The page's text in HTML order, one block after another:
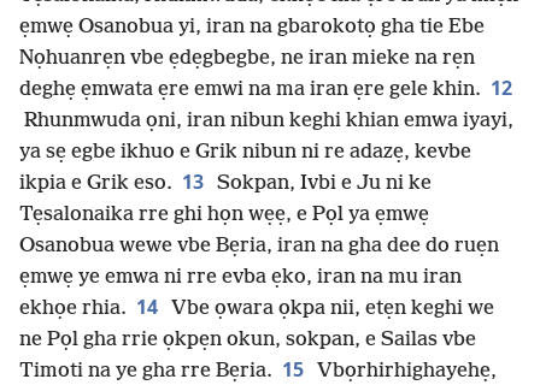
ẹmwẹ Osanobua yi, iran na gbarokotọ gha tie Ebe
Nọhuanrẹn vbe ẹdẹgbegbe, ne iran mieke na rẹn
deghẹ ẹmwata ẹre emwi na ma iran ẹre gele khin. 12
Rhunmwuda ọni, iran nibun keghi khian emwa iyayi,
ya sẹ egbe ikhuo e Grik nibun ni re adazẹ, kevbe
ikpia e Grik eso. 13 Sokpan, Ivbi e Ju ni ke
Tẹsalonaika rre ghi họn wẹẹ, e Pọl ya ẹmwẹ
Osanobua wewe vbe Bẹria, iran na gha dee do ruẹn
ẹmwẹ ye emwa ni rre evba ẹko, iran na mu iran
ekhọe rhia. 14
Vbe ọwara ọkpa nii, etẹn keghi we
ne Pọl gha rrie ọkpẹn okun, sokpan, e Sailas vbe
Timoti na ye gha rre Bẹria. 15
Vbọrhirhighayehẹ,